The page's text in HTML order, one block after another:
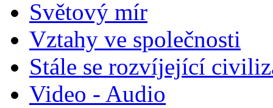
Světový mír
Vztahy ve společnosti
Stále se rozvíjející
Video - Audio